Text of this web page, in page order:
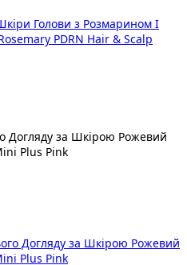
Голови з Розмарином І
PDRN Hair & Scalp
Догляду за Шкірою Рожевий
Plus Pink